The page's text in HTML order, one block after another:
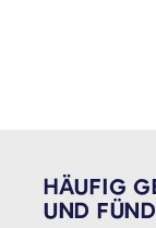
HÄUFIG
UND